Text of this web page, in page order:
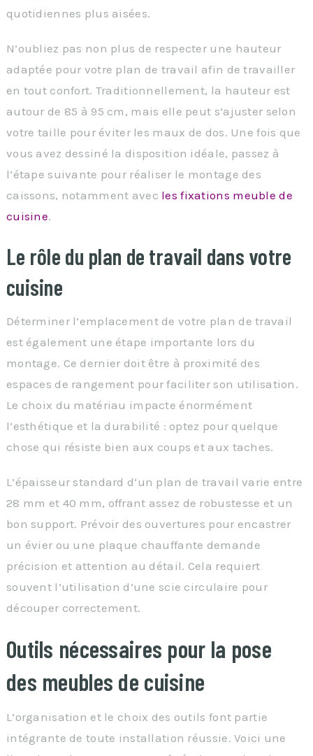
quotidiennes plus aisées.
N’oubliez pas non plus de respecter une hauteur
adaptée pour votre plan de travail afin de travailler
en tout confort. Traditionnellement, la hauteur est
autour de 85 à 95 cm, mais elle peut s’ajuster selon
votre taille pour éviter les maux de dos. Une fois que
vous avez dessiné la disposition idéale, passez à
l’étape suivante pour réaliser le montage des
caissons, notamment avec les fixations meuble de
cuisine.
Le rôle du plan de travail dans votre
cuisine
Déterminer l’emplacement de votre plan de travail
est également une étape importante lors du
montage. Ce dernier doit être à proximité des
espaces de rangement pour faciliter son utilisation.
Le choix du matériau impacte énormément
l’esthétique et la durabilité : optez pour quelque
chose qui résiste bien aux coups et aux taches.
L’épaisseur standard d’un plan de travail varie entre
28 mm et 40 mm, offrant assez de robustesse et un
bon support. Prévoir des ouvertures pour encastrer
un évier ou une plaque chauffante demande
précision et attention au détail. Cela requiert
souvent l’utilisation d’une scie circulaire pour
découper correctement.
Outils nécessaires pour la pose
des meubles de cuisine
L’organisation et le choix des outils font partie
intégrante de toute installation réussie. Voici une